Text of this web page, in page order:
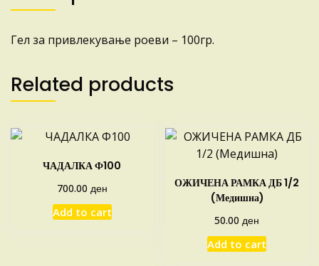
Гел за привлекување роеви – 100гр.
Related products
ЧАДАЛКА Ф100
700.00 ден
Add to cart
ОЖИЧЕНА РАМКА ДБ 1/2
(Медишна)
50.00ден
Add to cart